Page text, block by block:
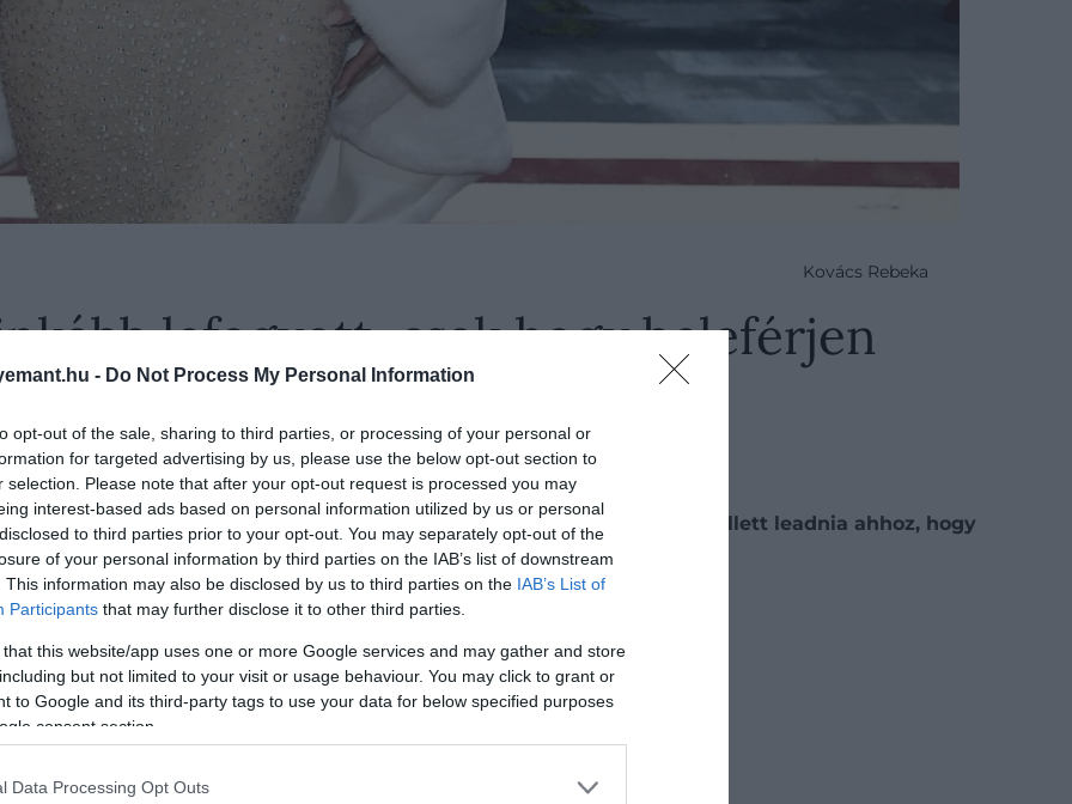
- Do Not Process My Personal Information
opt-out of the sale, sharing to third parties, or processing of your personal or
for targeted advertising by us, please use the below opt-out section to
selection. Please note that after your opt-out request is processed you may
interest-based ads based on personal information utilized by us or personal
to third parties prior to your opt-out. You may separately opt-out of the
of your personal information by third parties on the IAB’s list of downstream
This information may also be disclosed by us to third parties on the IAB’s List of
Participants that may further disclose it to other third parties.
that this website/app uses one or more Google services and may gather and store
but not limited to your visit or usage behaviour. You may click to grant or
to Google and its third-party tags to use your data for below specified purposes
consent section.
Data Processing Opt Outs
Kovács Rebeka
lefogyott, csak hogy beleférjen
ruhájába
szigorú diétával járt, a valóságshow-sztár elárulta, hogy sokat kellett leadnia ahhoz, hogy
oldalunkat preferált forrásként a Google Keresőben